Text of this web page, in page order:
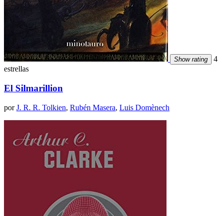
Show rating
4
estrellas
El Silmarillion
porJ. R. R. Tolkien, Rubén Masera, Luis Domènech